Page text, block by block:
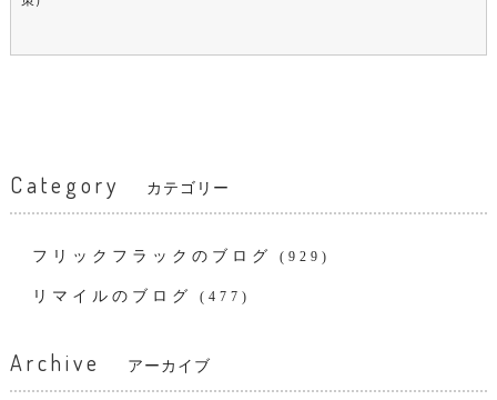
Category カテゴリー
フリックフラックのブログ (929)
リマイルのブログ (477)
Archive アーカイブ